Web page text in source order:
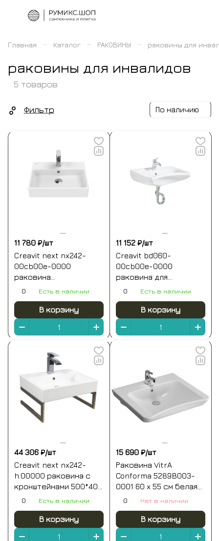
Главная – Каталог – РАКОВИНЫ – раковины для
раковины для инвалидов
5 товаров
Фильтр По наличию
11 780 ₽/шт
Creavit next nx242-
00cb00e-0000
раковина
универсальная
глянцевый)
0 Есть в наличии
В корзину
11 152 ₽/шт
Creavit bd060-
00cb00e-0000
раковина для
инвалидов 600*500 мм
0 Есть в наличии
В корзину
44 306 ₽/шт
Creavit next nx242-
h.00000 раковина с
кронштейнами 500*400
мм (белый глянцевый)
0 Есть в наличии
В корзину
15 690 ₽/шт
Раковина VitrA
Conforma 5289B003-
0001 60 x 55 см белая
антибактериальное
0 Нет в наличии
В корзину